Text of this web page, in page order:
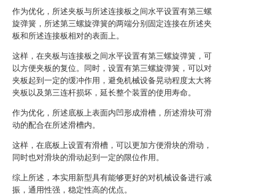
作为优化，所述夹板与所述连接板之间水平设置有第三螺
旋弹簧，所述第三螺旋弹簧的两端分别固定连接在所述夹
板和所述连接板相对的表面上。
这样，在夹板与连接板之间水平设置有第三螺旋弹簧，可
以方便夹板的复位。同时，设置有第三螺旋弹簧，可以对
夹板起到一定的缓冲作用，避免机械设备晃动程度太大将
夹板以及第三连杆损坏，延长整个装置的使用寿命。
作为优化，所述底板上表面内凹形成滑槽，所述滑块可滑
动的配合在所述滑槽内。
这样，在底板上设置有滑槽，可以更加方便滑块的滑动，
同时也对滑块的滑动起到一定的限位作用。
综上所述，本实用新型具有能够更好的对机械设备进行减
振，通用性强，稳定性高的优点。